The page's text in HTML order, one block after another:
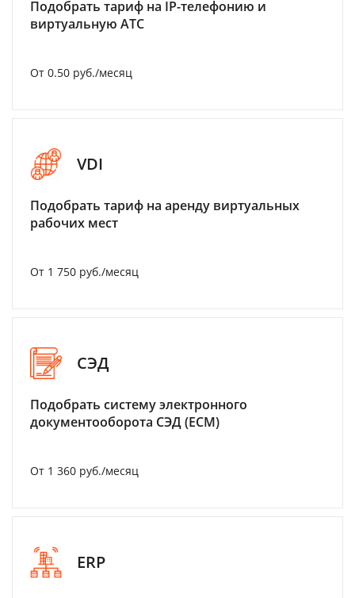
Подобрать тариф на IP-телефонию и
виртуальную АТС
От 0.50 руб./месяц
VDI
Подобрать тариф на аренду виртуальных
рабочих мест
От 1 750 руб./месяц
СЭД
Подобрать систему электронного
документооборота СЭД (ECM)
От 1 360 руб./месяц
ERP